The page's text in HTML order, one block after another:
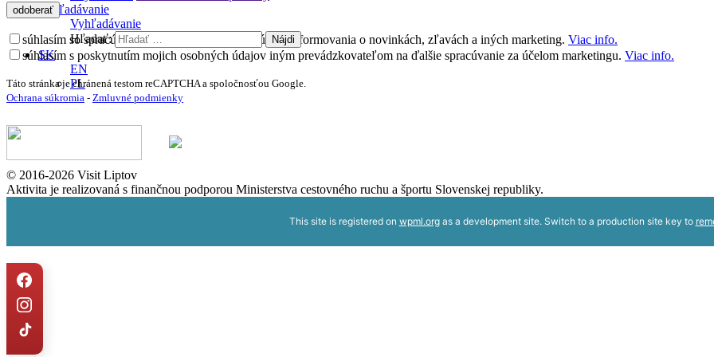
Vyhľadávanie
Vyhľadávanie
Hľadať:
SK
EN
PL
súhlasím so spracúvaním osobných údajov pre účely informovania o novinkách, zľavách a iných marketing. Viac info.
súhlasím s poskytnutím mojich osobných údajov iným prevádzkovateľom na ďalšie spracúvanie za účelom marketingu. Viac info.
Táto stránka je chránená testom reCAPTCHA a spoločnosťou Google.
Ochrana súkromia - Zmluvné podmienky
© 2016-2026 Visit Liptov
Aktivita je realizovaná s finančnou podporou Ministerstva cestovného ruchu a športu Slovenskej republiky.
This site is registered on wpml.orgas a development site. Switch to a production site key to